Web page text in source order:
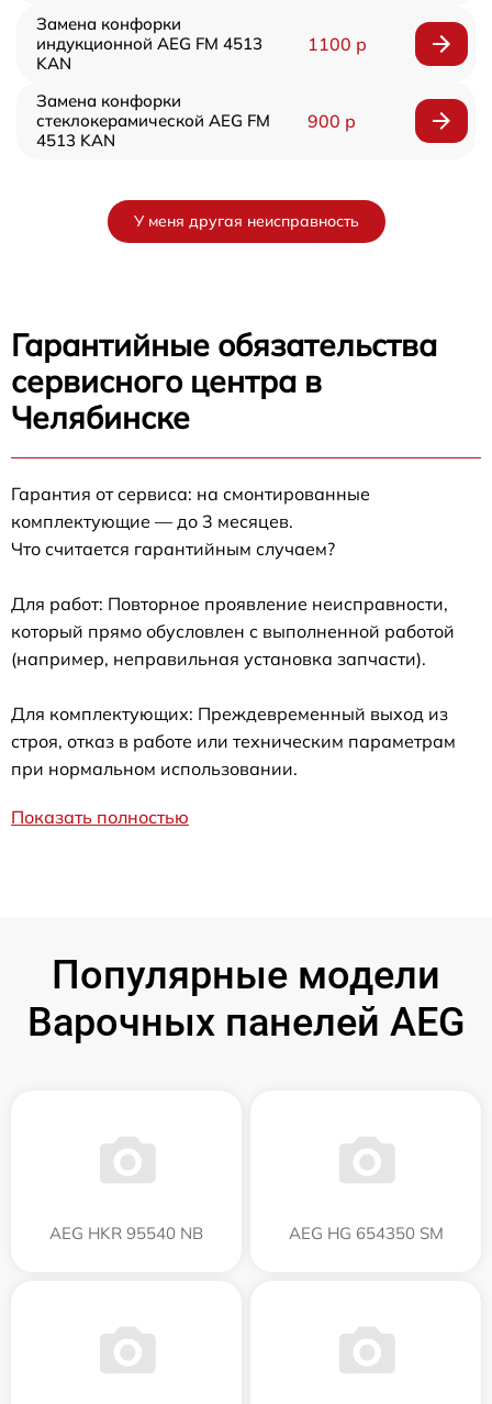
Замена конфорки
индукционной AEG FM 4513
KAN
1100 р
Замена конфорки
стеклокерамической AEG FM
4513 KAN
900 р
У меня другая неисправность
Гарантийные обязательства
сервисного центра в
Челябинске
Гарантия от сервиса: на смонтированные
комплектующие — до 3 месяцев.
Что считается гарантийным случаем?
Для работ: Повторное проявление неисправности,
который прямо обусловлен с выполненной работой
(например, неправильная установка запчасти).
Для комплектующих: Преждевременный выход из
строя, отказ в работе или техническим параметрам
при нормальном использовании.
Показать полностью
Популярные модели
Варочных панелей AEG
AEG HKR 95540 NB AEG HG 654350 SM